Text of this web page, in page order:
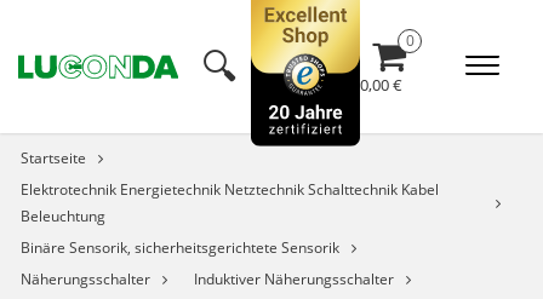
🔍︎ 0,00 €
Startseite
Elektrotechnik Energietechnik Netztechnik Schalttechnik Kabel
Beleuchtung
Binäre Sensorik, sicherheitsgerichtete Sensorik
Näherungsschalter
Induktiver Näherungsschalter